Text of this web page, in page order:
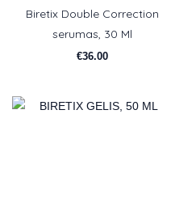
Biretix Double Correction
serumas, 30 Ml
€36.00